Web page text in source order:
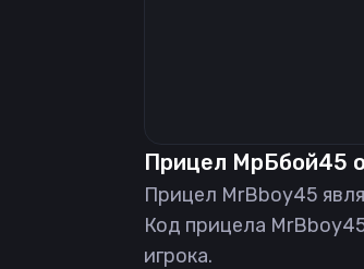
Прицел МрБбой45
Прицел MrBboy45
Код прицела
игрока.